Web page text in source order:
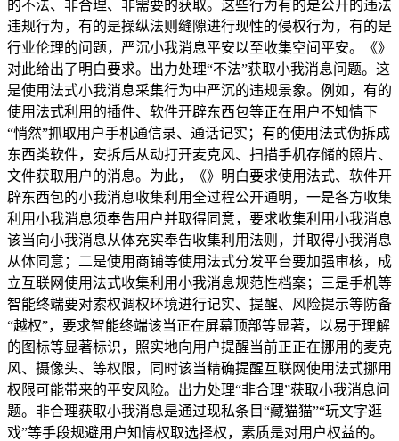
的不法、非合理、非需要的获取。这些行为有的是公开的违法
违规行为，有的是操纵法则缝隙进行现性的侵权行为，有的是
行业伦理的问题，严沉小我消息平安以至收集空间平安。《》
对此给出了明白要求。出力处理“不法”获取小我消息问题。这
是使用法式小我消息采集行为中严沉的违规景象。例如，有的
使用法式利用的插件、软件开辟东西包等正在用户不知情下
“悄然”抓取用户手机通信录、通话记实；有的使用法式伪拆成
东西类软件，安拆后从动打开麦克风、扫描手机存储的照片、
文件获取用户的消息。为此，《》明白要求使用法式、软件开
辟东西包的小我消息收集利用全过程公开通明，一是各方收集
利用小我消息须奉告用户并取得同意，要求收集利用小我消息
该当向小我消息从体充实奉告收集利用法则，并取得小我消息
从体同意；二是使用商铺等使用法式分发平台要加强审核，成
立互联网使用法式收集利用小我消息规范性档案；三是手机等
智能终端要对索权调权环境进行记实、提醒、风险提示等防备
“越权”，要求智能终端该当正在屏幕顶部等显著，以易于理解
的图标等显著标识，照实地向用户提醒当前正正在挪用的麦克
风、摄像头、等权限，同时该当精确提醒互联网使用法式挪用
权限可能带来的平安风险。出力处理“非合理”获取小我消息问
题。非合理获取小我消息是通过现私条目“藏猫猫”“玩文字逛
戏”等手段规避用户知情权取选择权，素质是对用户权益的。